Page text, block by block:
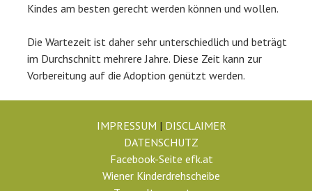
Kindes am besten gerecht werden können und wollen.
Die Wartezeit ist daher sehr unterschiedlich und beträgt
im Durchschnitt mehrere Jahre. Diese Zeit kann zur
Vorbereitung auf die Adoption genützt werden.
IMPRESSUM | DISCLAIMER
DATENSCHUTZ
Facebook-Seite efk.at
Wiener Kinderdrehscheibe